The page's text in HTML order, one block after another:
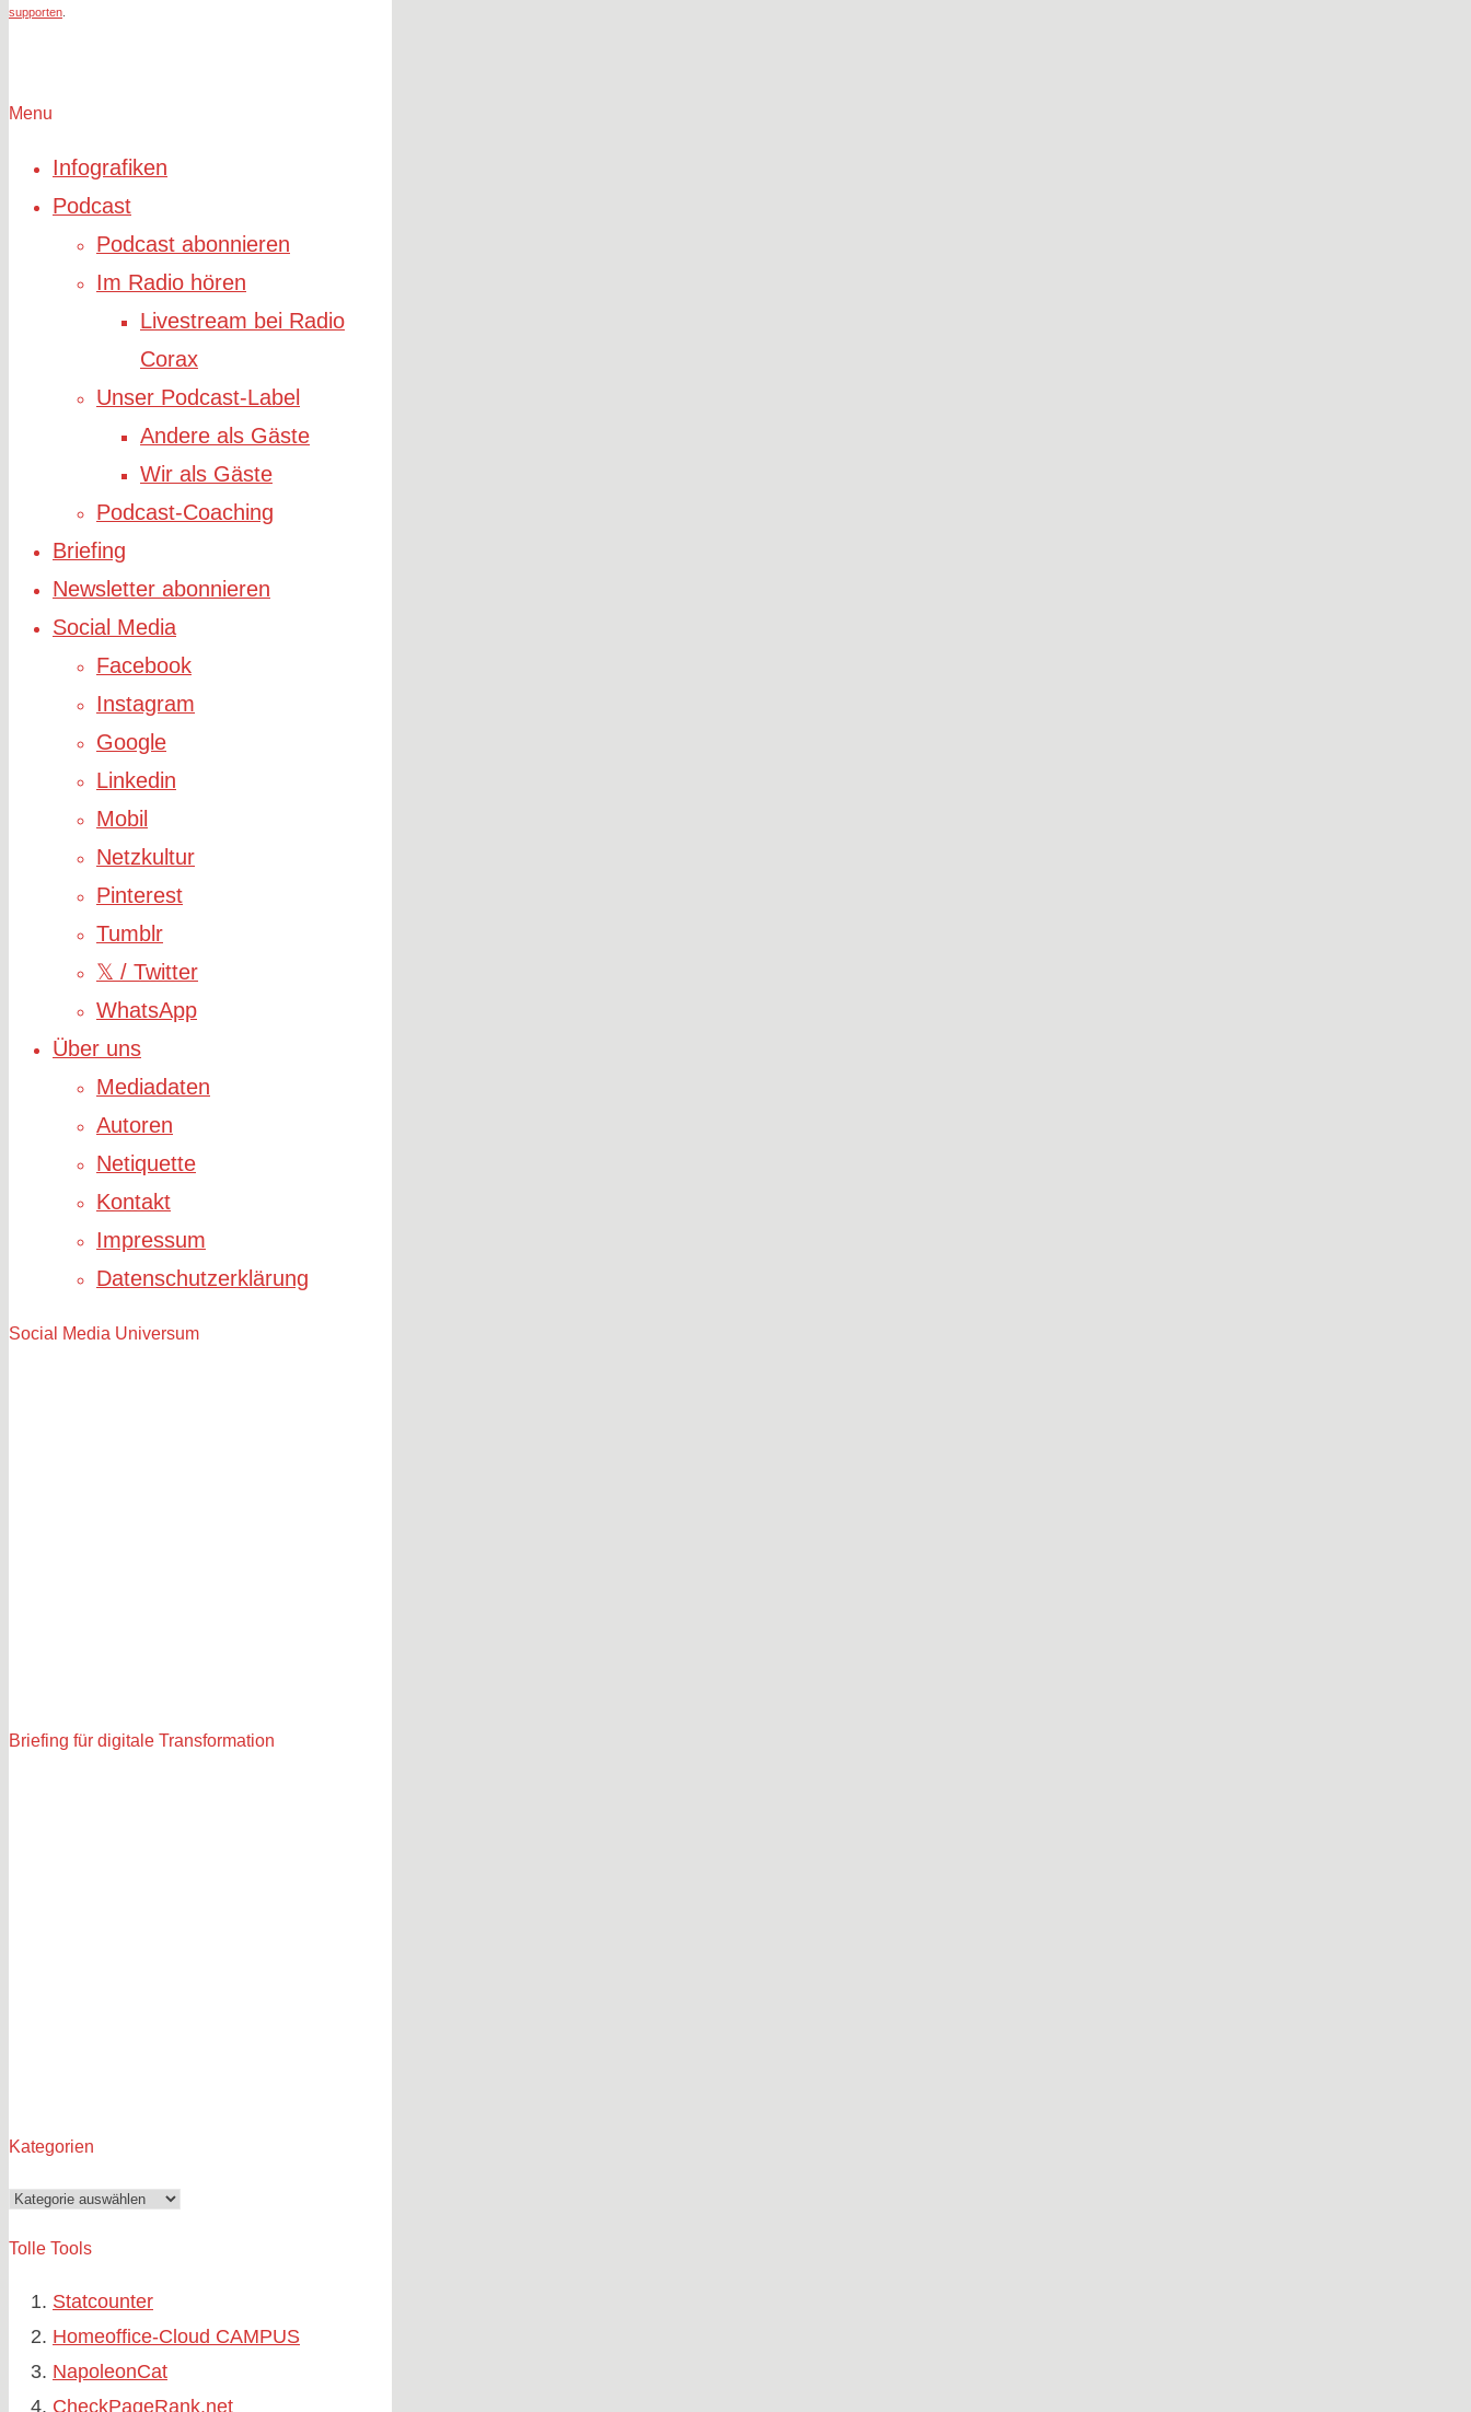
supporten
Menu
Infografiken
Podcast
Podcast abonnieren
Im Radio hören
Livestream bei Radio
Corax
Unser Podcast-Label
Andere als Gäste
Wir als Gäste
Podcast-Coaching
Briefing
Newsletter abonnieren
Social Media
Facebook
Instagram
Google
Linkedin
Mobil
Netzkultur
Pinterest
Tumblr
𝕏 / Twitter
WhatsApp
Über uns
Mediadaten
Autoren
Netiquette
Kontakt
Impressum
Datenschutzerklärung
Social Media Universum
Briefing für digitale Transformation
Kategorien
Kategorien
Tolle Tools
Statcounter
Homeoffice-Cloud CAMPUS
NapoleonCat
CheckPageRank.net